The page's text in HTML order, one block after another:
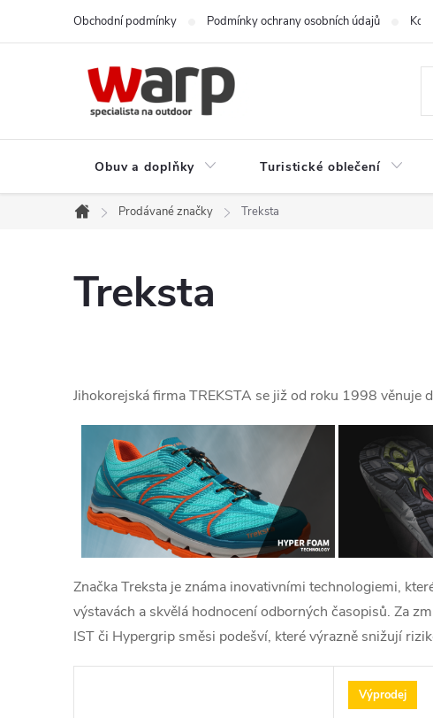
Obchodní podmínky Podmínky ochrany osobních údajů
Obuv a doplňky Turistické oblečení
Domů
Prodávané značky Treksta
Treksta
Jihokorejská firma TREKSTA se již od roku 1998
Značka Treksta je známa inovativními technologiemi,
výstavách a skvělá hodnocení odborných časopisů. Za
IST či Hypergrip směsi podešví, které výrazně snižují
Výprodej